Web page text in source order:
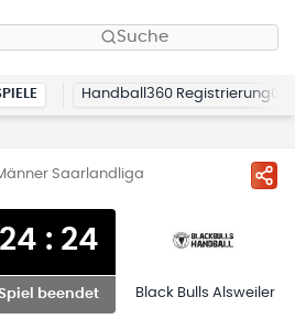
Suche
Handball360 Registrierung
Saarlandliga
24 : 24
beendet Black Bulls Alsweiler